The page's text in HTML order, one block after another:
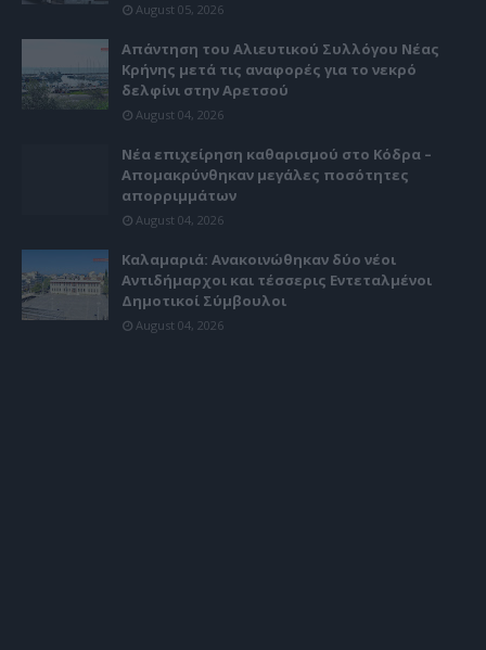
August 05, 2026
Απάντηση του Αλιευτικού Συλλόγου Νέας
Κρήνης μετά τις αναφορές για το νεκρό
δελφίνι στην Αρετσού
August 04, 2026
Νέα επιχείρηση καθαρισμού στο Κόδρα –
Απομακρύνθηκαν μεγάλες ποσότητες
απορριμμάτων
August 04, 2026
Καλαμαριά: Ανακοινώθηκαν δύο νέοι
Αντιδήμαρχοι και τέσσερις Εντεταλμένοι
Δημοτικοί Σύμβουλοι
August 04, 2026